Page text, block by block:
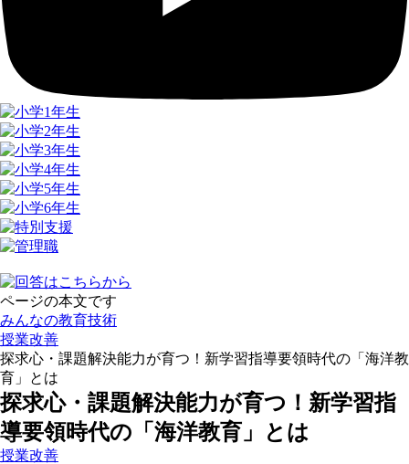
ページの本文です
みんなの教育技術
授業改善
探求心・課題解決能力が育つ！新学習指導要領時代の「海洋教
育」とは
探求心・課題解決能力が育つ！新学習指
導要領時代の「海洋教育」とは
授業改善